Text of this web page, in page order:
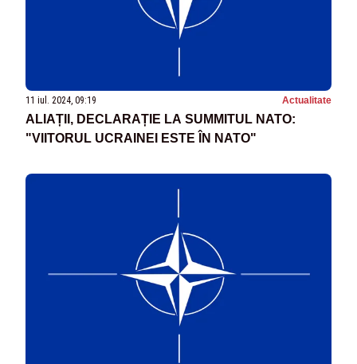
11 iul. 2024, 09:19 Actualitate
ALIAȚII, DECLARAȚIE LA SUMMITUL NATO:
"VIITORUL UCRAINEI ESTE ÎN NATO"